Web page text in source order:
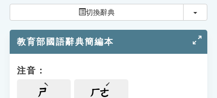
索引選單
單字索引
遊戲專區
切換辭典 切換
教育部國語辭典簡編本
注音：
ㄕ ㄏㄜ